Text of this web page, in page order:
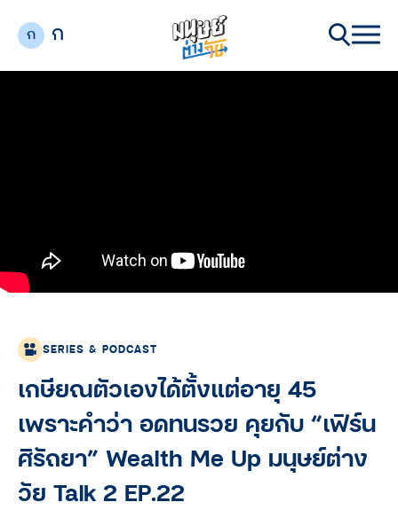
ก ก
SERIES & PODCAST
เกษียณตัวเองได้ตั้งแต่อายุ 45
เพราะคำว่า อดทนรวย คุยกับ “เฟิร์น
ศิรัถยา” Wealth Me Up มนุษย์ต่าง
วัย Talk 2 EP.22